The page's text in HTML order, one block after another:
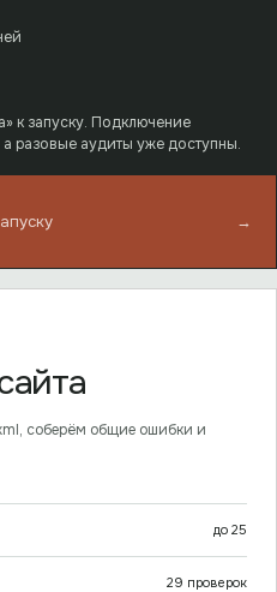
к запуску. Подключение
разовые аудиты уже доступны.
→
соберём общие ошибки и
до 25
29 проверок